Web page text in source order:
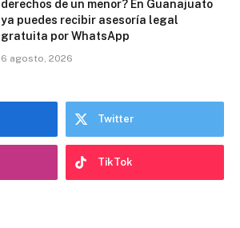
derechos de un menor? En Guanajuato
ya puedes recibir asesoría legal
gratuita por WhatsApp
6 agosto, 2026
Twitter
TikTok